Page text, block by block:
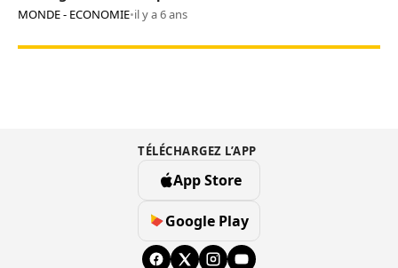
MONDE - ECONOMIE•il y a 6 ans
TÉLÉCHARGEZ L’APP
App Store
Google Play